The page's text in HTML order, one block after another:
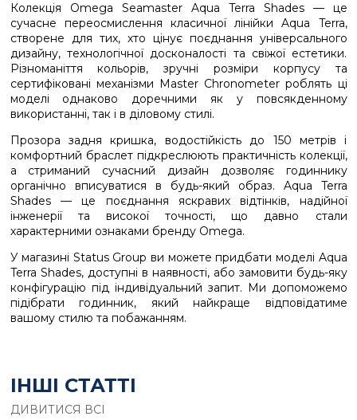
Колекція Omega Seamaster Aqua Terra Shades — це
сучасне переосмислення класичної лінійки Aqua Terra,
створене для тих, хто цінує поєднання універсального
дизайну, технологічної досконалості та свіжої естетики.
Різноманіття кольорів, зручні розміри корпусу та
сертифіковані механізми Master Chronometer роблять ці
моделі однаково доречними як у повсякденному
використанні, так і в діловому стилі.
Прозора задня кришка, водостійкість до 150 метрів і
комфортний браслет підкреслюють практичність колекції,
а стриманий сучасний дизайн дозволяє годиннику
органічно вписуватися в будь-який образ. Aqua Terra
Shades — це поєднання яскравих відтінків, надійної
інженерії та високої точності, що давно стали
характерними ознаками бренду Omega.
У магазині Status Group ви можете придбати моделі Aqua
Terra Shades, доступні в наявності, або замовити будь-яку
конфігурацію під індивідуальний запит. Ми допоможемо
підібрати годинник, який найкраще відповідатиме
вашому стилю та побажанням.
ІНШІ СТАТТІ
ДИВИТИСЯ ВСІ